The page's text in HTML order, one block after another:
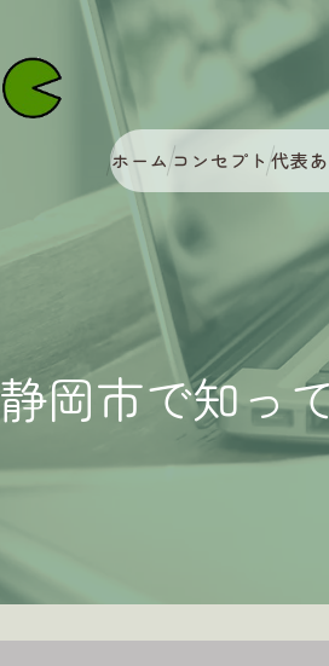
ホーム コンセプト 代表
静岡市で知っ